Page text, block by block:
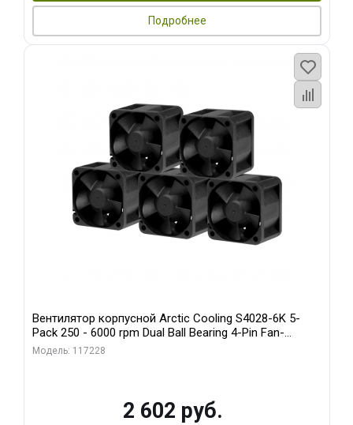
Подробнее
Вентилятор корпусной Arctic Cooling S4028-6K 5-
Pack 250 - 6000 rpm Dual Ball Bearing 4-Pin Fan-
Connector (ACFAN00273A)
Модель: 117228
2 602 руб.